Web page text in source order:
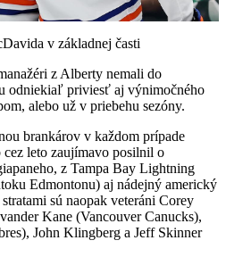
Video
v základnej časti
z Alberty nemali do
odniekiaľ priviesť aj výnimočného
alebo už v priebehu sezóny.
brankárov v každom prípade
leto zaujímavo posilnil o
z Tampa Bay Lightning
Edmontonu) aj nádejný americký
sú naopak veteráni Corey
Kane (Vancouver Canucks),
John Klingberg a Jeff Skinner